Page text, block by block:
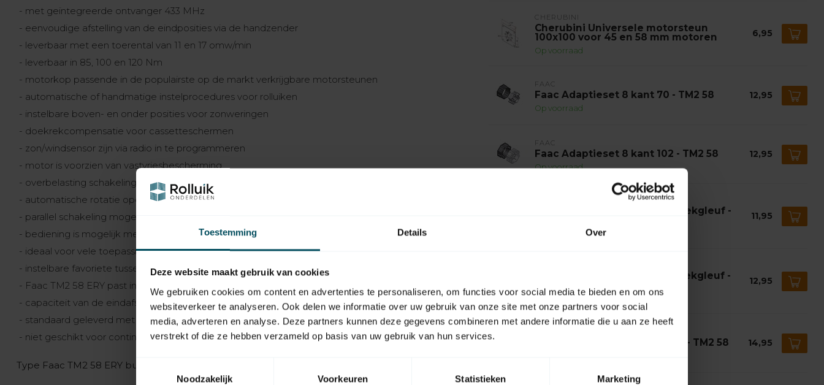
Toestemming Details Over
Deze website maakt gebruik van cookies
We gebruiken cookies om content en advertenties te personaliseren, om functies voor social media te bieden en om ons
websiteverkeer te analyseren. Ook delen we informatie over uw gebruik van onze site met onze partners voor social
media, adverteren en analyse. Deze partners kunnen deze gegevens combineren met andere informatie die u aan ze heeft
verstrekt of die ze hebben verzameld op basis van uw gebruik van hun services.
Noodzakelijk
Voorkeuren Statistieken Marketing
- met geïntegreerde ontvanger 433 MHz
- eenvoudige afstelling van de eindposities via de handzender
- leverbaar met een toerental van 11 en 17 omw/min
- leverbaar in 85, 100 en 120 Nm
- motorkop passende in de populairste op de markt verkrijgbare motorsteunen
- automatische of handmatige instelprocedures voor rolluiken
- instelbare boven- en onder posities voor zonweringen
- doekrekcompensatie voor cassetteschermen
- zon/windsensor zijn via radio in te programmeren
- motor is voorzien van vastvriesbescherming
- overbelasting schakeling in beide richtingen
- automatische rotatie opdracht tijdens de instelprocedure
- parallel schakeling mogelijk zonder extra aansturing
- bediening is mogelijk met afstandsbediening
- ideaal voor vele toepassingen
- instelbare favoriete tussenpositie mogelijk
- Faac TM2 58 ERY past in buis met een minimum binnendiameter van 70 mm
- capaciteit van de eindafstelling 25 omwentelingen
- standaard geleverd met een wit snoer, lengte 2,5 meter
- niet geschikt voor continu gebruik
Type Faac TM2 58 ERY buismotoren
CHERUBINI
Cherubini Universele motorsteun
100x100 voor 45 en 58 mm motoren
Op voorraad
6,95
FAAC
Faac Adaptieset 8 kant 70 - TM2 58
Op voorraad
12,95
FAAC
Faac Adaptieset 8 kant 102 - TM2 58
Op voorraad
12,95
Faac Adaptieset Ø 78 met doekgleuf - 11,95
Faac Adaptieset Ø 85 met doekgleuf -
Op voorraad
12,95
Faac Adaptieset Ø 89 Deprat - TM2 58 14,95